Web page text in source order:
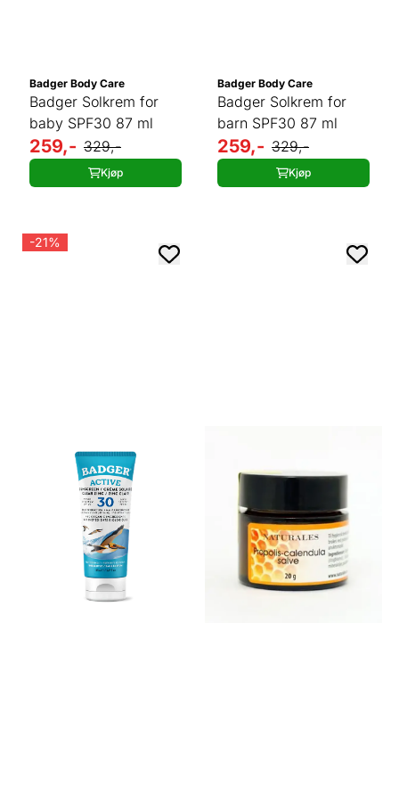
Badger Body Care
Badger Solkrem for
baby SPF30 87 ml
259,- 329,-
Kjøp
Badger Body Care
Badger Solkrem for
barn SPF30 87 ml
259,- 329,-
Kjøp
-21%